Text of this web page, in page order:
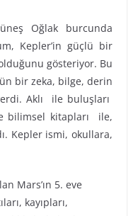
Oğlak burcunda
Kepler’in güçlü bir
gösteriyor. Bu
bir zeka, bilge, derin
Aklı ile buluşları
bilimsel kitapları ile,
Kepler ismi, okullara,
Mars’ın 5. eve
kayıpları,